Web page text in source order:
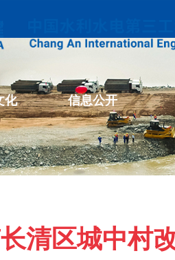
化 信息公开
清区城中村